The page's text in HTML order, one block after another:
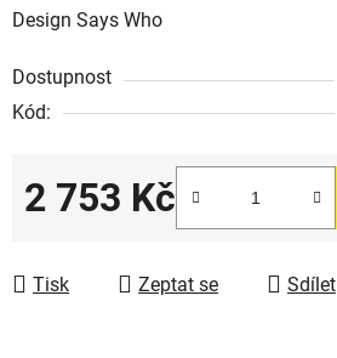
Design Says Who
Dostupnost
Kód:
2 753 Kč
Tisk Zeptat se Sdílet